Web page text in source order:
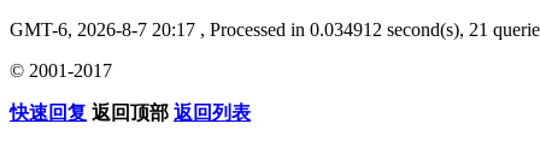
GMT-6, 2026-8-7 20:17 , Processed in 0.034912 second(s), 21
© 2001-2017
快速回复 返回顶部 返回列表